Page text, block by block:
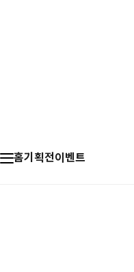
홈기획전이벤트